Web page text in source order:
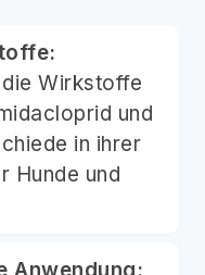
Wirkstoffe
und
in ihrer
Hunde und